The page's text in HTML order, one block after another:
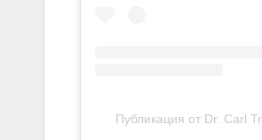
Публикация от Dr. Carl